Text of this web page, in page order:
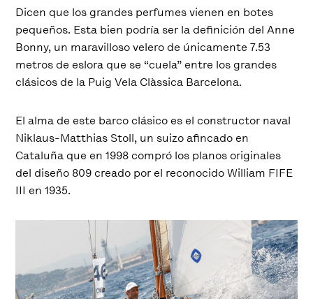
Dicen que los grandes perfumes vienen en botes
pequeños. Esta bien podría ser la definición del Anne
Bonny, un maravilloso velero de únicamente 7.53
metros de eslora que se “cuela” entre los grandes
clásicos de la Puig Vela Clàssica Barcelona.
El alma de este barco clásico es el constructor naval
Niklaus-Matthias Stoll, un suizo afincado en
Cataluña que en 1998 compró los planos originales
del diseño 809 creado por el reconocido William FIFE
III en 1935.